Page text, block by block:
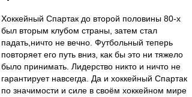
Хоккейный Спартак до второй половины 80-х
был вторым клубом страны, затем стал
падать,ничто не вечно. Футбольный теперь
повторяет его путь вниз, как бы это ни тяжело
было принимать. Лидерство никто и ничто не
гарантирует навсегда. Да и хоккейный Спартак
по значимости и силе в своём хоккейном мире